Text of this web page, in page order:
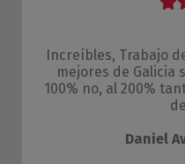
Increíbles, Trabajo
mejores de Galicia
100% no, al 200%
Daniel